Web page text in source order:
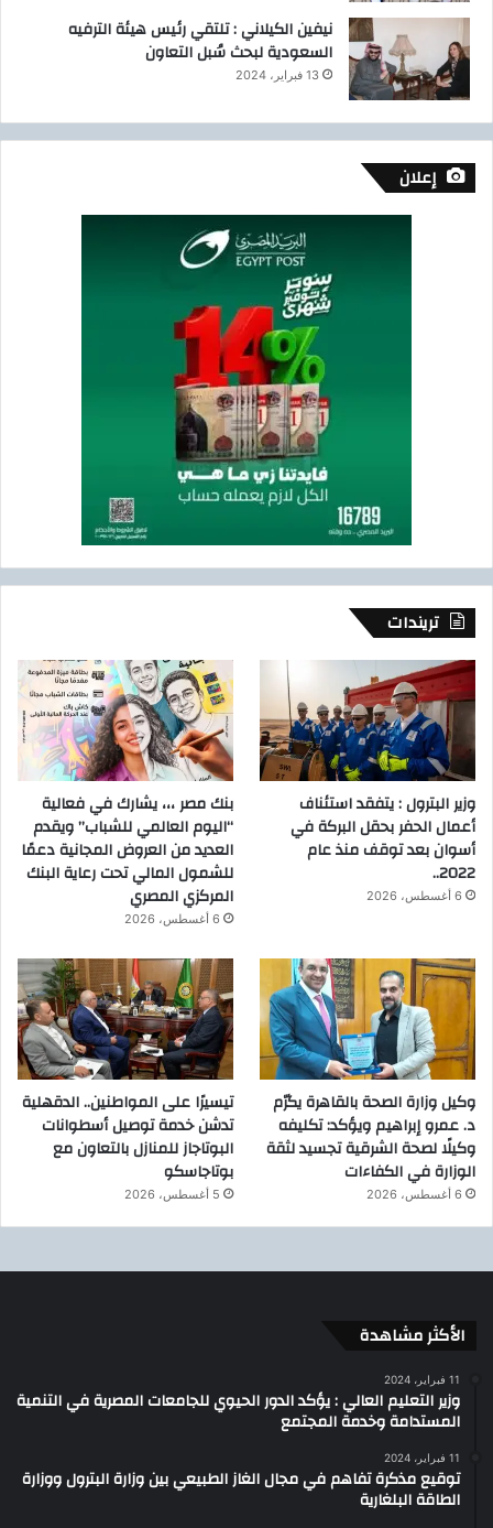
نيفين الكيلاني : تلتقي رئيس هيئة الترفيه
السعودية لبحث سُبل التعاون
13 فبراير، 2024
إعلان
تريندات
وزير البترول : يتفقد استئناف
أعمال الحفر بحقل البركة في
أسوان بعد توقف منذ عام
2022..
6 أغسطس، 2026
بنك مصر ،،، يشارك في فعالية
“اليوم العالمي للشباب” ويقدم
العديد من العروض المجانية دعمًا
للشمول المالي تحت رعاية البنك
المركزي المصري
6 أغسطس، 2026
وكيل وزارة الصحة بالقاهرة يكرّم
د. عمرو إبراهيم ويؤكد: تكليفه
وكيلًا لصحة الشرقية تجسيد لثقة
الوزارة في الكفاءات
6 أغسطس، 2026
تيسيرًا على المواطنين.. الدقهلية
تدشن خدمة توصيل أسطوانات
البوتاجاز للمنازل بالتعاون مع
بوتاجاسكو
5 أغسطس، 2026
الأكثر مشاهدة
11 فبراير، 2024
وزير التعليم العالي : يؤكد الدور الحيوي للجامعات المصرية في التنمية
المستدامة وخدمة المجتمع
11 فبراير، 2024
توقيع مذكرة تفاهم في مجال الغاز الطبيعي بين وزارة البترول ووزارة
الطاقة البلغارية